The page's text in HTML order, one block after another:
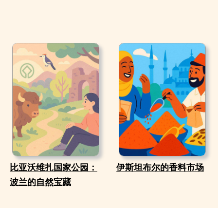
比亚沃维扎国家公园：
波兰的自然宝藏
伊斯坦布尔的香料市场